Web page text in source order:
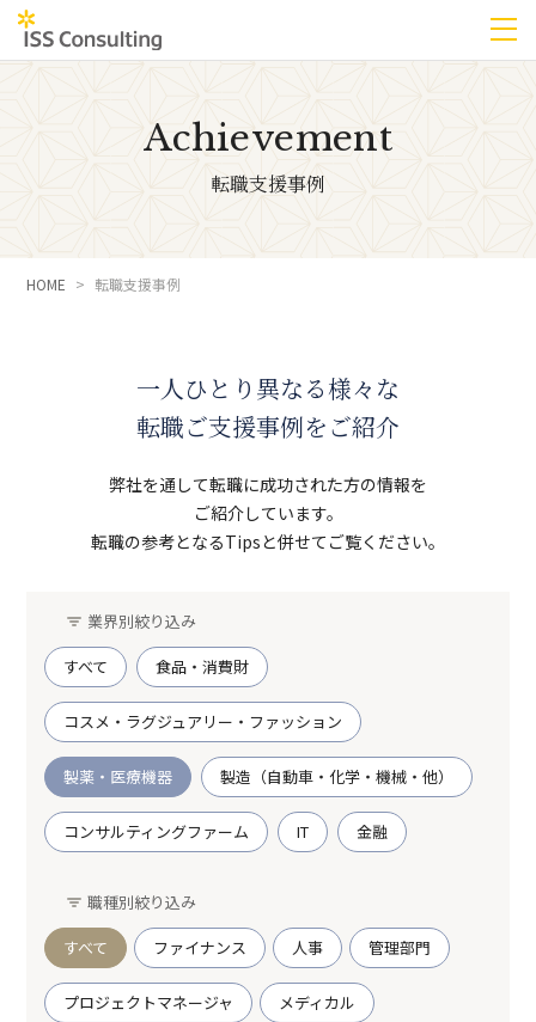
Achievement
転職支援事例
HOME 転職支援事例
一人ひとり異なる様々な
転職ご支援事例をご紹介
弊社を通して転職に成功された方の情報を
ご紹介しています。
転職の参考となるTipsと併せてご覧ください。
業界別絞り込み
すべて
食品・消費財
コスメ・ラグジュアリー・ファッション
製薬・医療機器 製造（自動車・化学・機械・他）
コンサルティングファーム IT 金融
職種別絞り込み
すべて
ファイナンス 人事 管理部門
プロジェクトマネージャ メディカル